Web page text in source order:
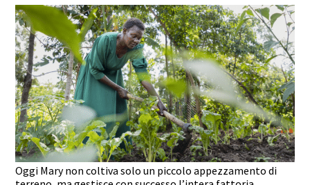
Oggi Mary non coltiva solo un piccolo appezzamento di